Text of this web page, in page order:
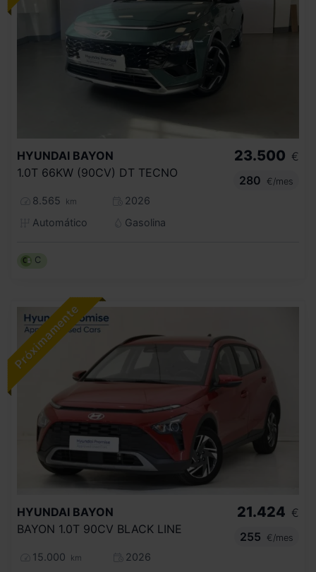
HYUNDAI BAYON
1.0T 66KW (90CV) DT TECNO
8.565 km
2026
Automático
Gasolina
23.500 €
280
€/mes
C
HYUNDAI BAYON
BAYON 1.0T 90CV BLACK LINE
15.000 km
2026
21.424 €
255
€/mes